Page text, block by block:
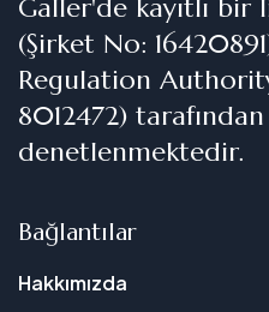
Galler'de kayıtlı
(Şirket No:
Regulation
8012472)
denetlenmektedir.
Bağlantılar
Hakkımızda